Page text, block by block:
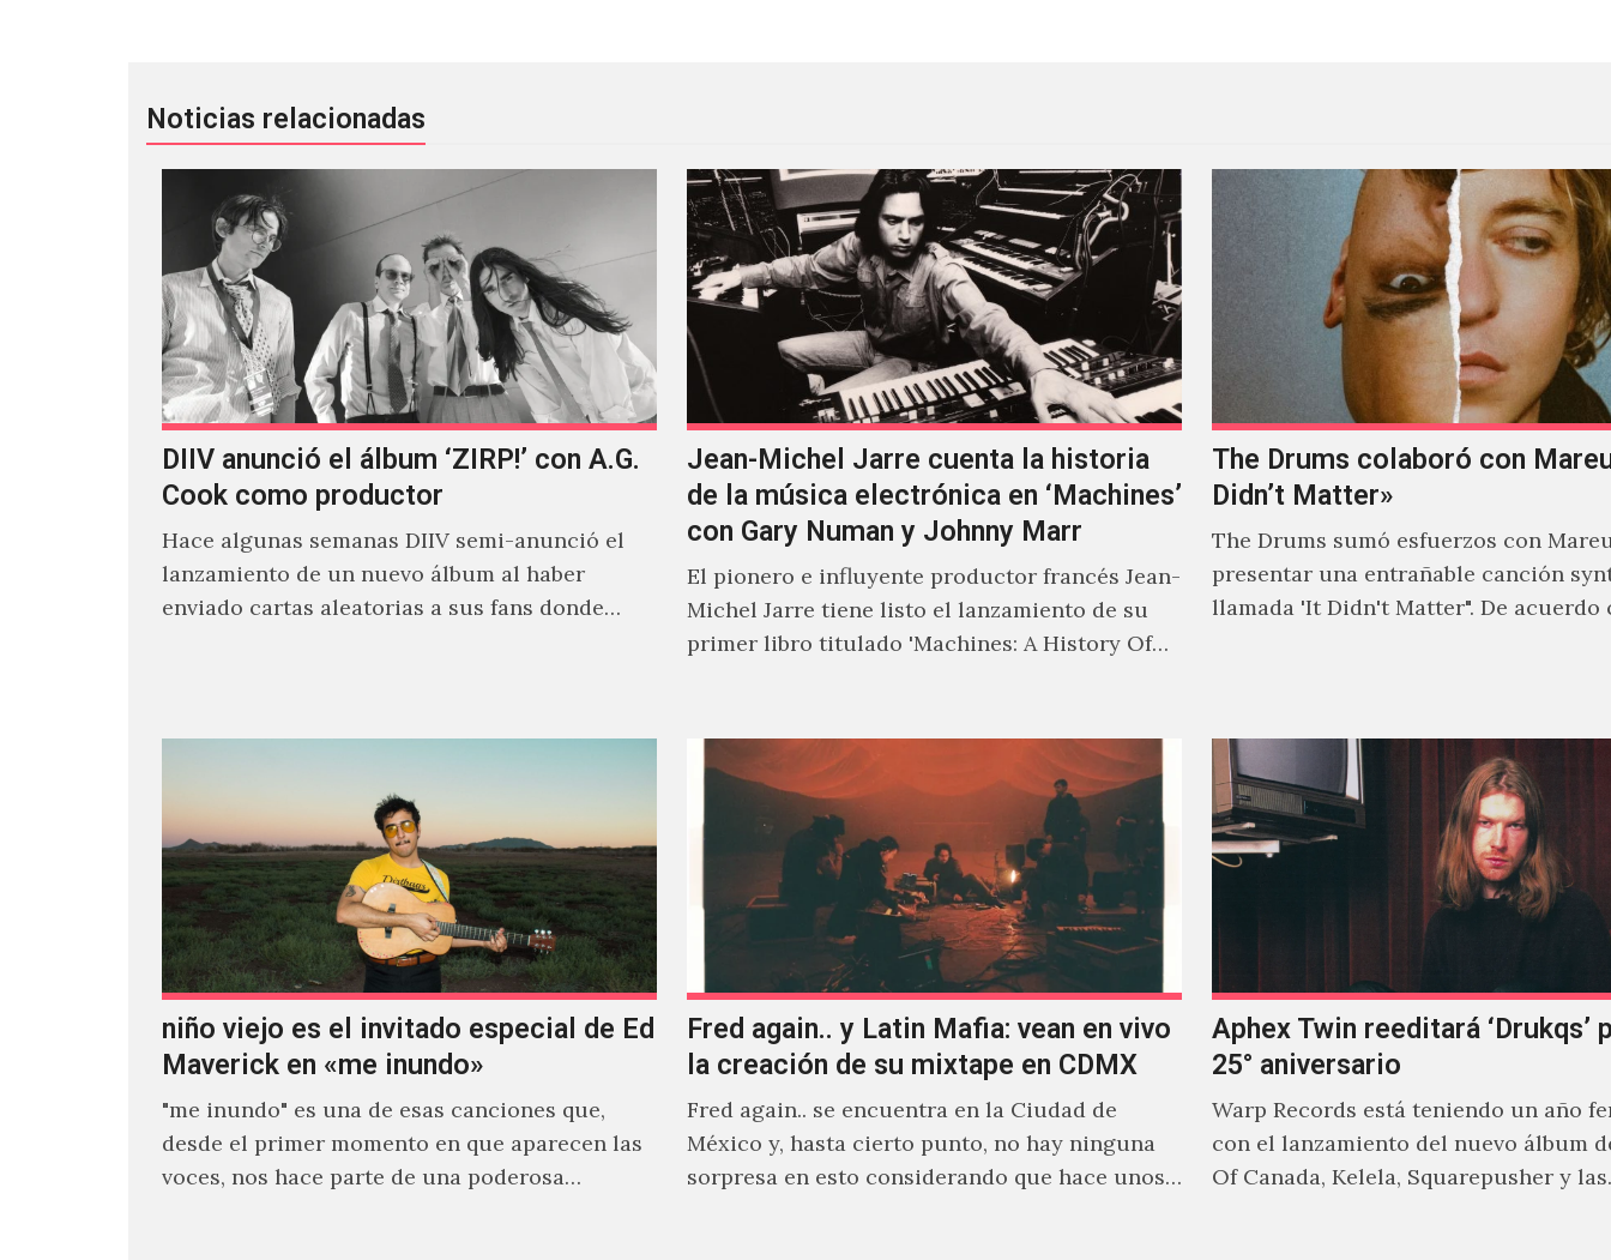
Noticias relacionadas
DIIV anunció el álbum ‘ZIRP!’ con A.G.
Cook como productor
Hace algunas semanas DIIV semi-anunció el
lanzamiento de un nuevo álbum al haber
enviado cartas aleatorias a sus fans donde
Jean-Michel Jarre cuenta la historia
de la música electrónica en ‘Machines’
con Gary Numan y Johnny Marr
El pionero e influyente productor francés Jean-
Michel Jarre tiene listo el lanzamiento de su
primer libro titulado 'Machines: A History Of
The Drums colaboró con
Didn’t Matter»
The Drums sumó esfuerzos con
presentar una entrañable canción
llamada 'It Didn't Matter". De acuerdo
niño viejo es el invitado especial de Ed
Maverick en «me inundo»
"me inundo" es una de esas canciones que,
desde el primer momento en que aparecen las
voces, nos hace parte de una poderosa
Fred again.. y Latin Mafia: vean en vivo
la creación de su mixtape en CDMX
Fred again.. se encuentra en la Ciudad de
México y, hasta cierto punto, no hay ninguna
sorpresa en esto considerando que hace unos
Aphex Twin reeditará ‘Drukqs’
25° aniversario
Warp Records está teniendo un año
con el lanzamiento del nuevo álbum
Of Canada, Kelela, Squarepusher y las